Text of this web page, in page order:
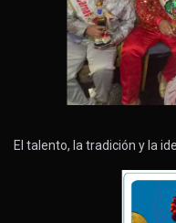
El talento, la tradición y la